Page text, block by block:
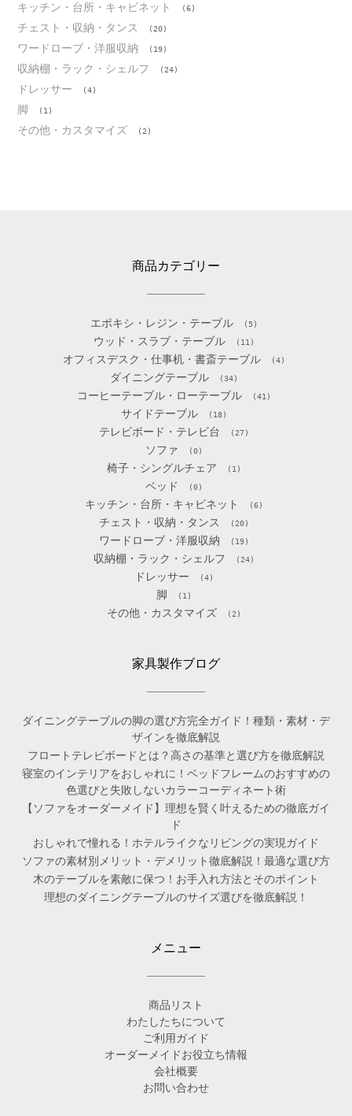
キッチン・台所・キャビネット (6)
チェスト・収納・タンス (20)
ワードローブ・洋服収納 (19)
収納棚・ラック・シェルフ (24)
ドレッサー (4)
脚 (1)
その他・カスタマイズ (2)
商品カテゴリー
エポキシ・レジン・テーブル (5)
ウッド・スラブ・テーブル (11)
オフィスデスク・仕事机・書斎テーブル (4)
ダイニングテーブル (34)
コーヒーテーブル・ローテーブル (41)
サイドテーブル (18)
テレビボード・テレビ台 (27)
ソファ (0)
椅子・シングルチェア (1)
ベッド (0)
キッチン・台所・キャビネット (6)
チェスト・収納・タンス (20)
ワードローブ・洋服収納 (19)
収納棚・ラック・シェルフ (24)
ドレッサー (4)
脚 (1)
その他・カスタマイズ (2)
家具製作ブログ
ダイニングテーブルの脚の選び方完全ガイド！種類・素材・デ
ザインを徹底解説
フロートテレビボードとは？高さの基準と選び方を徹底解説
寝室のインテリアをおしゃれに！ベッドフレームのおすすめの
色選びと失敗しないカラーコーディネート術
【ソファをオーダーメイド】理想を賢く叶えるための徹底ガイ
ド
おしゃれで憧れる！ホテルライクなリビングの実現ガイド
ソファの素材別メリット・デメリット徹底解説！最適な選び方
木のテーブルを素敵に保つ！お手入れ方法とそのポイント
理想のダイニングテーブルのサイズ選びを徹底解説！
メニュー
商品リスト
わたしたちについて
ご利用ガイド
オーダーメイドお役立ち情報
会社概要
お問い合わせ